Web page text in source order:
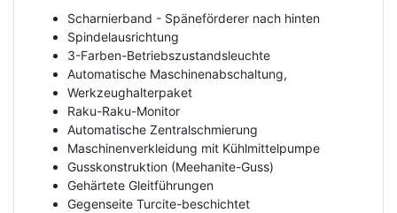
Scharnierband - Späneförderer nach hinten
Spindelausrichtung
3-Farben-Betriebszustandsleuchte
Automatische Maschinenabschaltung,
Werkzeughalterpaket
Raku-Raku-Monitor
Automatische Zentralschmierung
Maschinenverkleidung mit Kühlmittelpumpe
Gusskonstruktion (Meehanite-Guss)
Gehärtete Gleitführungen
Gegenseite Turcite-beschichtet